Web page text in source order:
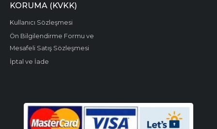
KORUMA (KVKK)
Kullanıcı Sözleşmesi
Ön Bilgilendirme Formu ve
Mesafeli Satış Sözleşmesi
İptal ve İade